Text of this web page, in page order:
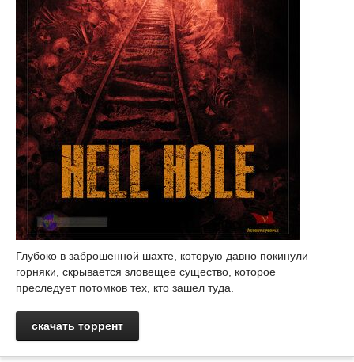
Глубоко в заброшенной шахте, которую давно покинули
горняки, скрывается зловещее существо, которое
преследует потомков тех, кто зашел туда.
скачать торрент